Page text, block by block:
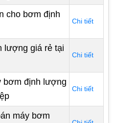
cho bơm định
Chi tiết
lượng giá rẻ tại
Chi tiết
bơm định lượng
Chi tiết
máy bơm